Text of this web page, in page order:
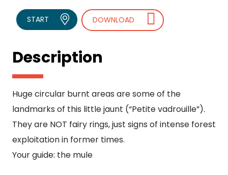
START DOWNLOAD
Description
Huge circular burnt areas are some of the
landmarks of this little jaunt (“Petite vadrouille”).
They are NOT fairy rings, just signs of intense forest
exploitation in former times.
Your guide: the mule